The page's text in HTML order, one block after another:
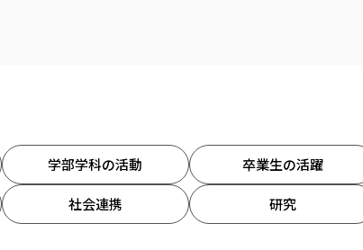
学部学科の活動 卒業生の活躍
社会連携 研究